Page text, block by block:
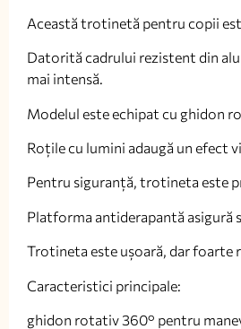
Această trotinetă pentru copii
Datorită cadrului rezistent din
mai intensă.
Modelul este echipat cu ghidon
Roțile cu lumini adaugă un efect
Pentru siguranță, trotineta este
Platforma antiderapantă asigură
Trotineta este ușoară, dar foarte
Caracteristici principale:
ghidon rotativ 360° pentru